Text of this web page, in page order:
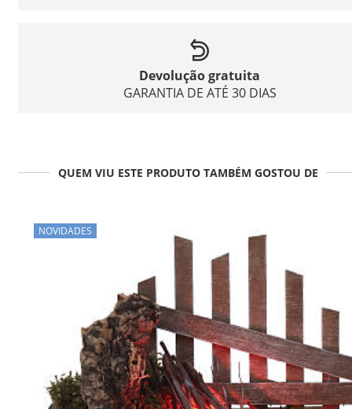
Devolução gratuita
GARANTIA DE ATÉ 30 DIAS
QUEM VIU ESTE PRODUTO TAMBÉM GOSTOU DE
NOVIDADES